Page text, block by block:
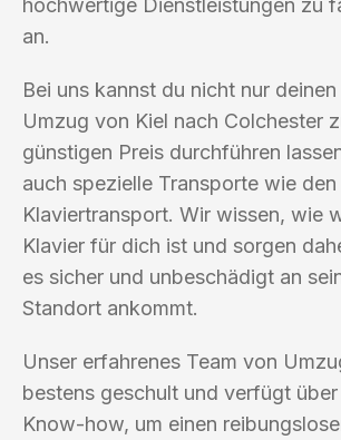
hochwertige Dienstleistungen zu
an.
Bei uns kannst du nicht nur
Umzug von Kiel nach Colchester
günstigen Preis durchführen
auch spezielle Transporte wie den
Klaviertransport. Wir wissen, wie
Klavier für dich ist und sorgen
es sicher und unbeschädigt an
Standort ankommt.
Unser erfahrenes Team von
bestens geschult und verfügt
Know-how, um einen